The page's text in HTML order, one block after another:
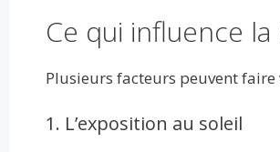
Ce qui influence
Plusieurs facteurs peuvent faire
1. L’exposition au soleil